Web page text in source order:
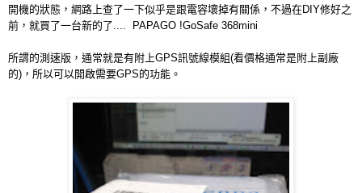
開機的狀態，網路上查了一下似乎是跟電容壞掉有關係，不過在DIY修好之
前，就買了一台新的了.... PAPAGO !GoSafe 368mini
所謂的測速版，通常就是有附上GPS訊號線模組(看價格通常是附上副廠
的) ，所以可以開啟需要GPS的功能。